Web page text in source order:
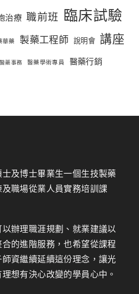
治療 職前班 臨床試驗
華藥 製藥工程師 說明會 講座
醫藥事務 醫藥學術專員 醫藥行銷
及博士畢業生一個生技製藥
職場從業人員實務培訓課
辦理職涯規劃、就業建議以
的進階服務，也希望從課程
資繼續延續這份理念，讓光
想有決心改變的學員心中。